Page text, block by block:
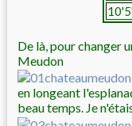
De là, pour changer
Meudon
en longeant
beau temps. Je